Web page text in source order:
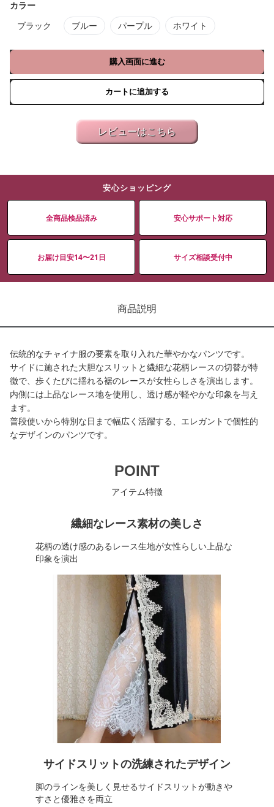
カラー
ブラック ブルー パープル ホワイト
購入画面に進む
カートに追加する
レビューはこちら
安心ショッピング
全商品検品済み 安心サポート対応
お届け目安14〜21日 サイズ相談受付中
商品説明
伝統的なチャイナ服の要素を取り入れた華やかなパンツです。
サイドに施された大胆なスリットと繊細な花柄レースの切替が特
徴で、歩くたびに揺れる裾のレースが女性らしさを演出します。
内側には上品なレース地を使用し、透け感が軽やかな印象を与え
ます。
普段使いから特別な日まで幅広く活躍する、エレガントで個性的
なデザインのパンツです。
POINT
アイテム特徴
繊細なレース素材の美しさ
花柄の透け感のあるレース生地が女性らしい上品な
印象を演出
サイドスリットの洗練されたデザイン
脚のラインを美しく見せるサイドスリットが動きや
すさと優雅さを両立